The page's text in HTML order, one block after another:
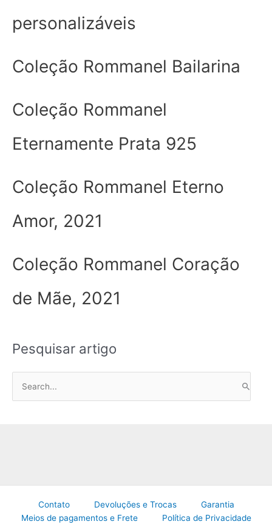
personalizáveis
Coleção Rommanel Bailarina
Coleção Rommanel
Eternamente Prata 925
Coleção Rommanel Eterno
Amor, 2021
Coleção Rommanel Coração
de Mãe, 2021
Pesquisar artigo
Contato Devoluções e Trocas
Garantia
Meios de pagamentos e Frete
Política de Privacidade